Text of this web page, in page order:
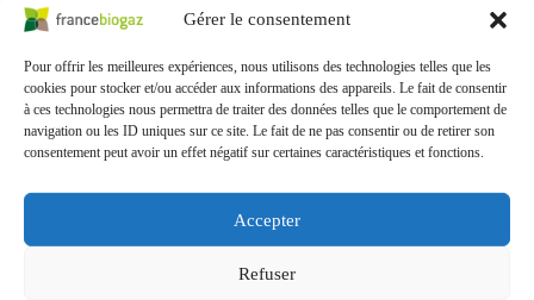
Gérer le consentement
Pour offrir les meilleures expériences, nous utilisons des technologies telles que les
cookies pour stocker et/ou accéder aux informations des appareils. Le fait de consentir
à ces technologies nous permettra de traiter des données telles que le comportement de
navigation ou les ID uniques sur ce site. Le fait de ne pas consentir ou de retirer son
consentement peut avoir un effet négatif sur certaines caractéristiques et fonctions.
Accepter
Refuser
SAS METHA GAZ – Démarrage de l’injection sur le
réseau Plus de gaz vert sur le réseau de gaz
naturel !Mardi 19 octobre, la SAS METHA GAZ a
injecté ses premiers mètres cubes de
biométhane sur le réseau gazier exploité par
GRDF, après un peu plus d’un an de travaux.
L’installation va permettre de traiter […]